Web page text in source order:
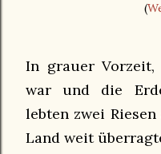
(
In grauer
war und die
lebten zwei
Land weit